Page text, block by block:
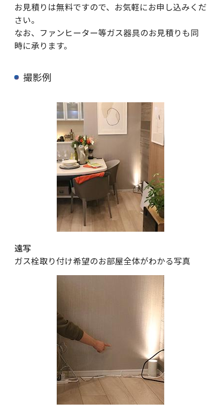
お見積りは無料ですので、お気軽にお申し込みくだ
さい。
なお、ファンヒーター等ガス器具のお見積りも同
時に承ります。
撮影例
遠写
ガス栓取り付け希望のお部屋全体がわかる写真